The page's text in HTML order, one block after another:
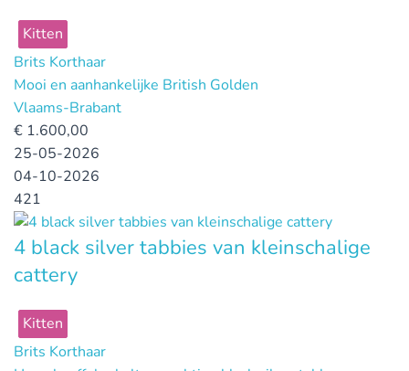
Kitten
Brits Korthaar
Mooi en aanhankelijke British Golden
Vlaams-Brabant
€ 1.600,00
25-05-2026
04-10-2026
421
4 black silver tabbies van kleinschalige
cattery
Kitten
Brits Korthaar